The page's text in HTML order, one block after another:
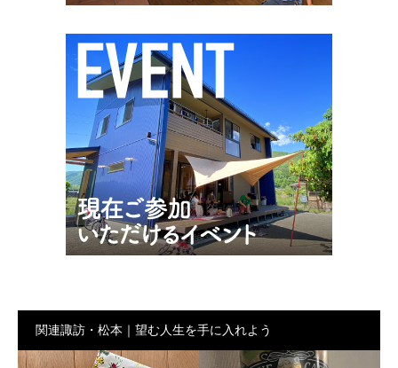
関連諏訪・松本｜望む人生を手に入れよう